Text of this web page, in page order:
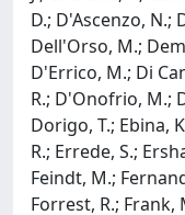
D.; D'Ascenzo, N.;
Dell'Orso, M.;
D'Errico, M.; Di
R.; D'Onofrio, M.;
Dorigo, T.; Ebina,
R.; Errede, S.;
Feindt, M.;
Forrest, R.; Frank,